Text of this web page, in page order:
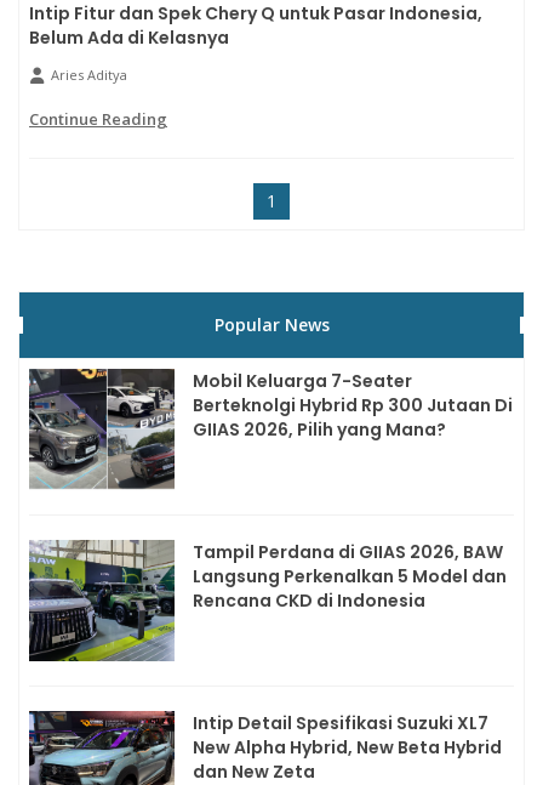
Intip Fitur dan Spek Chery Q untuk Pasar Indonesia,
Belum Ada di Kelasnya
Aries Aditya
Continue Reading
1
Popular News
Mobil Keluarga 7-Seater
Berteknolgi Hybrid Rp 300 Jutaan Di
GIIAS 2026, Pilih yang Mana?
Tampil Perdana di GIIAS 2026, BAW
Langsung Perkenalkan 5 Model dan
Rencana CKD di Indonesia
Intip Detail Spesifikasi Suzuki XL7
New Alpha Hybrid, New Beta Hybrid
dan New Zeta